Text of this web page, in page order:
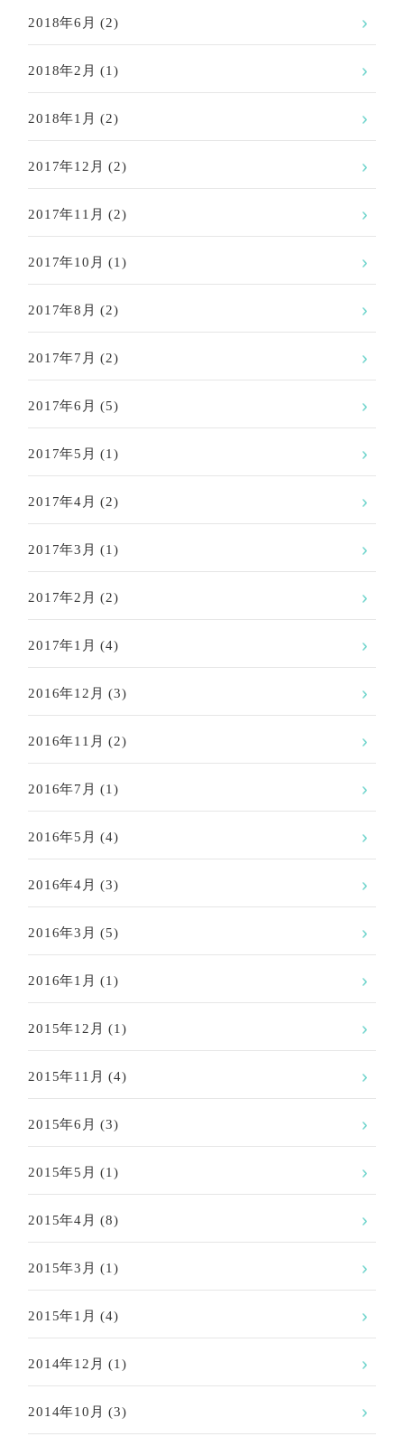
2018年6月 (2)
2018年2月 (1)
2018年1月 (2)
2017年12月 (2)
2017年11月 (2)
2017年10月 (1)
2017年8月 (2)
2017年7月 (2)
2017年6月 (5)
2017年5月 (1)
2017年4月 (2)
2017年3月 (1)
2017年2月 (2)
2017年1月 (4)
2016年12月 (3)
2016年11月 (2)
2016年7月 (1)
2016年5月 (4)
2016年4月 (3)
2016年3月 (5)
2016年1月 (1)
2015年12月 (1)
2015年11月 (4)
2015年6月 (3)
2015年5月 (1)
2015年4月 (8)
2015年3月 (1)
2015年1月 (4)
2014年12月 (1)
2014年10月 (3)